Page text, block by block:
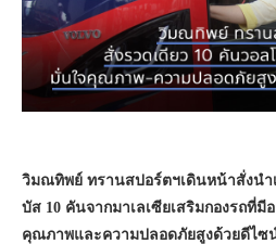
วิมณทิพย์ ทรานสปอร์ตฯเดินหน้าสั่งนำ
บัส 10 คันจากมาเลเซียเสริมกองรถที่มี
คุณภาพและความปลอดภัยสูงด้วยดีไซ